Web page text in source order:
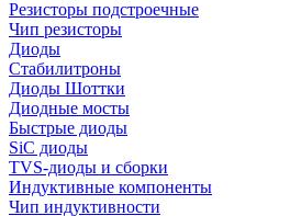
Резисторы подстроечные
Чип резисторы
Диоды
Стабилитроны
Диоды Шоттки
Диодные мосты
Быстрые диоды
SiC диоды
TVS-диоды и сборки
Индуктивные компоненты
Чип индуктивности